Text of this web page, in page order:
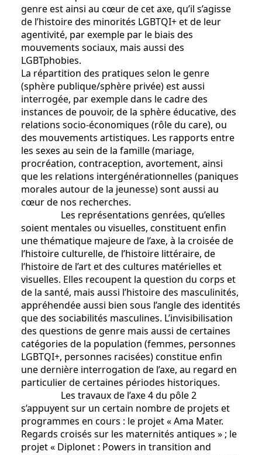
genre est ainsi au cœur de cet axe, qu’il s’agisse
de l’histoire des minorités LGBTQI+ et de leur
agentivité, par exemple par le biais des
mouvements sociaux, mais aussi des
LGBTphobies.
La répartition des pratiques selon le genre
(sphère publique/sphère privée) est aussi
interrogée, par exemple dans le cadre des
instances de pouvoir, de la sphère éducative, des
relations socio-économiques (rôle du care), ou
des mouvements artistiques. Les rapports entre
les sexes au sein de la famille (mariage,
procréation, contraception, avortement, ainsi
que les relations intergénérationnelles (paniques
morales autour de la jeunesse) sont aussi au
cœur de nos recherches.
Les représentations genrées, qu’elles
soient mentales ou visuelles, constituent enfin
une thématique majeure de l’axe, à la croisée de
l’histoire culturelle, de l’histoire littéraire, de
l’histoire de l’art et des cultures matérielles et
visuelles. Elles recoupent la question du corps et
de la santé, mais aussi l’histoire des masculinités,
appréhendée aussi bien sous l’angle des identités
que des sociabilités masculines. L’invisibilisation
des questions de genre mais aussi de certaines
catégories de la population (femmes, personnes
LGBTQI+, personnes racisées) constitue enfin
une dernière interrogation de l’axe, au regard en
particulier de certaines périodes historiques.
Les travaux de l’axe 4 du pôle 2
s’appuyent sur un certain nombre de projets et
programmes en cours : le projet « Ama Mater.
Regards croisés sur les maternités antiques » ; le
projet « Diplonet : Powers in transition and